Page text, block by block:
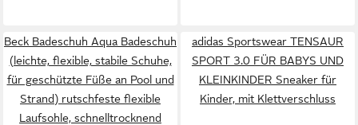
Beck Badeschuh Aqua Badeschuh
(leichte, flexible, stabile Schuhe,
für geschützte Füße an Pool und
Strand) rutschfeste flexible
Laufsohle, schnelltrocknend
adidas Sportswear TENSAUR
SPORT 3.0 FÜR BABYS UND
KLEINKINDER Sneaker für
Kinder, mit Klettverschluss